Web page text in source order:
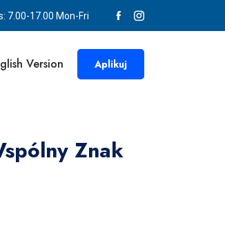
7.00-17.00 Mon-Fri
Version Aplikuj
Znak